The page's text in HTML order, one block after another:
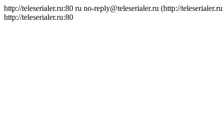
http://teleserialer.ru:80 ru no-reply@teleserialer.ru (http://
http://teleserialer.ru:80